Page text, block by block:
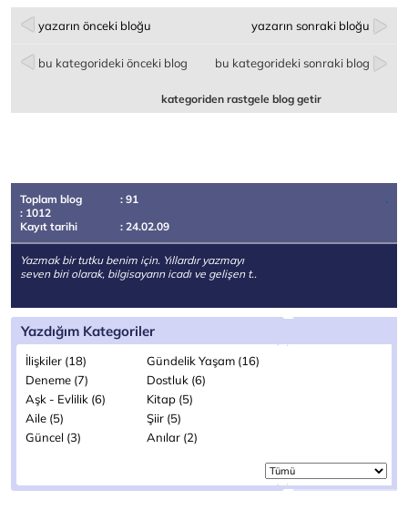
yazarın önceki bloğu yazarın sonraki bloğu
bu kategorideki önceki blog bu kategorideki sonraki blog
kategoriden rastgele blog getir
Toplam blog
: 91
: 1012
Kayıt tarihi
: 24.02.09
Yazmak bir tutku benim için. Yıllardır yazmayı
seven biri olarak, bilgisayarın icadı ve gelişen t..
Yazdığım Kategoriler
İlişkiler (18)
Gündelik Yaşam (16)
Deneme (7)
Dostluk (6)
Aşk - Evlilik (6)
Kitap (5)
Aile (5)
Şiir (5)
Güncel (3)
Anılar (2)